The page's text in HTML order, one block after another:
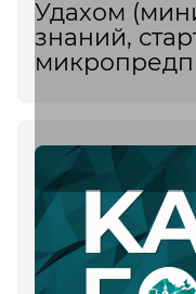
Удахом
знаний,
технологий